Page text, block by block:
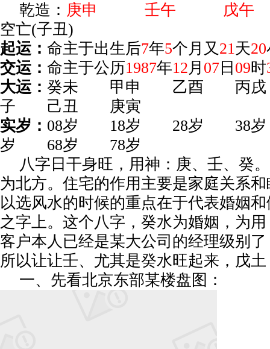
乾造： 庚申 壬午
空亡(子丑)
起运： 命主于出生后7年5个月又21天20
交运： 命主于公历1987年12月 07 日 09时
大运： 癸未 甲申 乙酉 丙
子 己丑 庚寅
实岁： 08岁 18岁 28岁 38
岁 68岁 78岁
八字日干身旺，用神：庚、壬、癸
为北方。住宅的作用主要是家庭关系
以选风水的时候的重点在于代表婚姻
之字上。这个八字，癸水为婚姻，为
客户本人已经是某大公司的经理级别
所以让让壬、尤其是癸水旺起来，戊
一、先看北京东部某楼盘图：